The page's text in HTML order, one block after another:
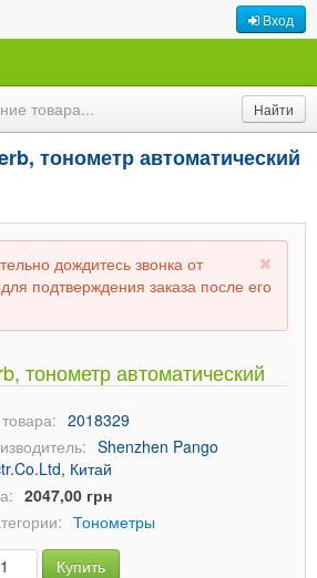
Вход
тонометр автоматический
дождитесь звонка от
подтверждения заказа после его
тонометр автоматический
2018329
Shenzhen Pango
Китай
2047,00 грн
Тонометры
Купить